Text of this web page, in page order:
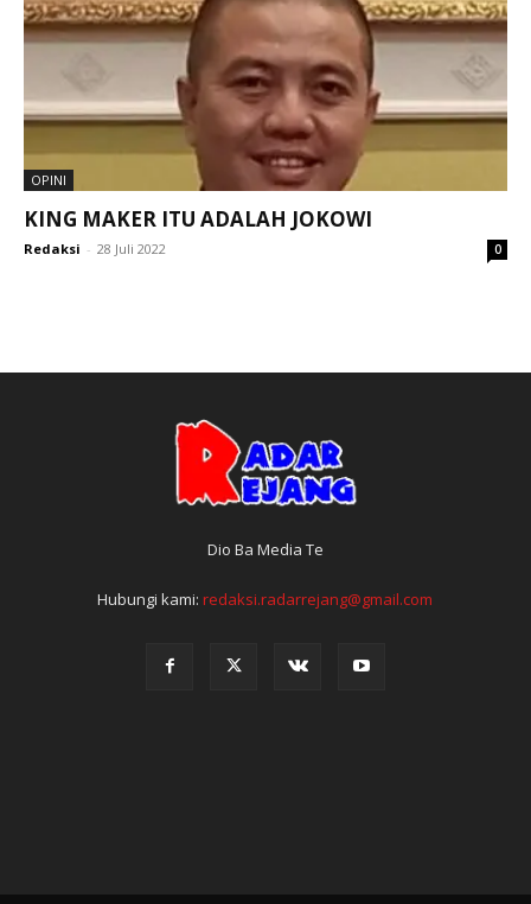
OPINI
KING MAKER ITU ADALAH JOKOWI
Redaksi - 28 Juli 2022 0
Dio Ba Media Te
Hubungi kami:redaksi.radarrejang@gmail.com